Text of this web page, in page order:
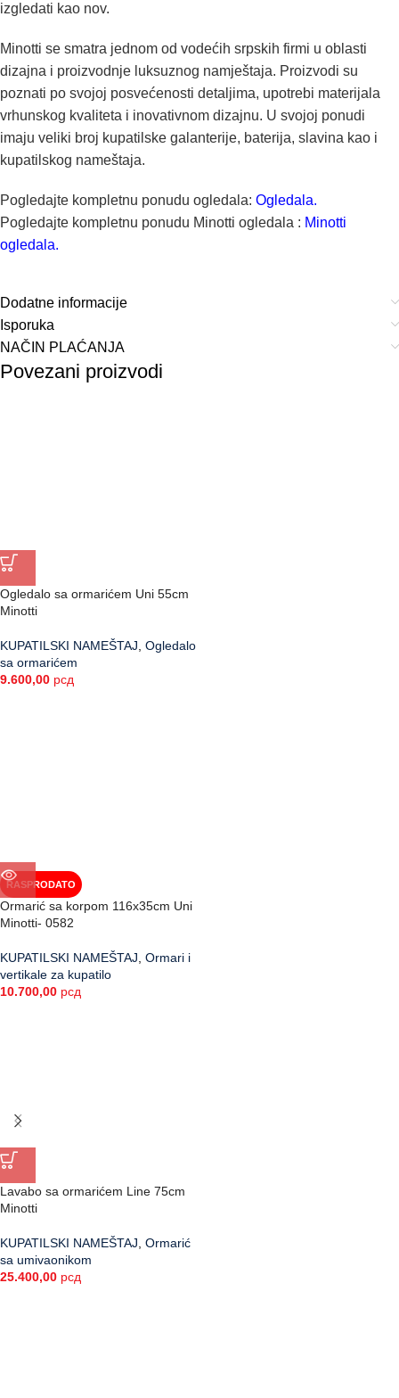
izgledati kao nov.
Minotti se smatra jednom od vodećih srpskih firmi u oblasti
dizajna i proizvodnje luksuznog namještaja. Proizvodi su
poznati po svojoj posvećenosti detaljima, upotrebi materijala
vrhunskog kvaliteta i inovativnom dizajnu. U svojoj ponudi
imaju veliki broj kupatilske galanterije, baterija, slavina kao i
kupatilskog nameštaja.
Pogledajte kompletnu ponudu ogledala: Ogledala.
Pogledajte kompletnu ponudu Minotti ogledala : Minotti
ogledala.
Dodatne informacije
Isporuka
NAČIN PLAĆANJA
Povezani proizvodi
Ogledalo sa ormarićem Uni 55cm
Minotti
KUPATILSKI NAMEŠTAJ, Ogledalo
sa ormarićem
9.600,00 рсд
RASPRODATO
Ormarić sa korpom 116x35cm Uni
Minotti- 0582
KUPATILSKI NAMEŠTAJ, Ormari i
vertikale za kupatilo
10.700,00 рсд
Lavabo sa ormarićem Line 75cm
Minotti
KUPATILSKI NAMEŠTAJ, Ormarić
sa umivaonikom
25.400,00 рсд